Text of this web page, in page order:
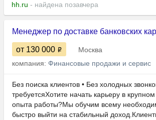
hh.ru - найдена позавчера
Менеджер по доставке банковских
от 130 000
Москва
компания: Финансовые продажи и сервис
Без поиска клиентов • Без холодных
требуетсяХотите начать карьеру в
опыта работы?Мы обучим всему
быстро выйти на стабильный